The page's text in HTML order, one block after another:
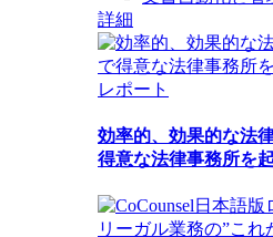
詳細
レポート
効率的、効果的な法
得意な法律事務所を